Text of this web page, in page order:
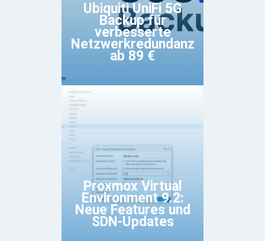
Ubiquiti UniFi 5G
Backup für
verbesserte
Netzwerkredundanz
ab 89 €
Proxmox Virtual
Environment 9.2:
Neue Features und
SDN-Updates